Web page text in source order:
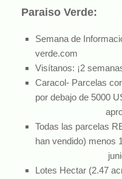
Paraiso Verde:
Semana de
verde.com
Visítanos: ¡2
Caracol- Parcelas
por debajo de 5000
aprox.
Todas las parcelas
han vendido) menos
junio de
Lotes Hectar (2.47